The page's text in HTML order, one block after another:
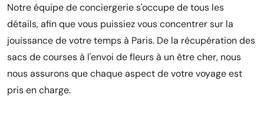
Notre équipe de conciergerie s'occupe de tous les
détails, afin que vous puissiez vous concentrer sur la
jouissance de votre temps à Paris. De la récupération des
sacs de courses à l'envoi de fleurs à un être cher, nous
nous assurons que chaque aspect de votre voyage est
pris en charge.